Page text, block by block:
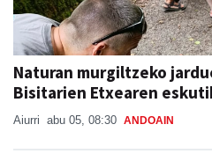
Naturan murgiltzeko
Bisitarien Etxearen
Aiurri abu 05, 08:30 ANDOAIN